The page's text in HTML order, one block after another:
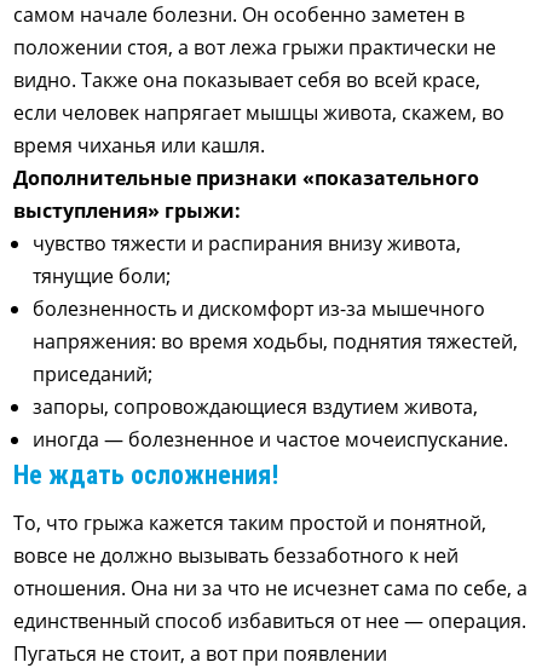
самом начале болезни. Он особенно заметен в
положении стоя, а вот лежа грыжи практически не
видно. Также она показывает себя во всей красе,
если человек напрягает мышцы живота, скажем, во
время чиханья или кашля.
Дополнительные признаки «показательного
выступления» грыжи:
чувство тяжести и распирания внизу живота,
тянущие боли;
болезненность и дискомфорт из-за мышечного
напряжения: во время ходьбы, поднятия тяжестей,
приседаний;
запоры, сопровождающиеся вздутием живота,
иногда — болезненное и частое мочеиспускание.
Не ждать осложнения!
То, что грыжа кажется таким простой и понятной,
вовсе не должно вызывать беззаботного к ней
отношения. Она ни за что не исчезнет сама по себе, а
единственный способ избавиться от нее — операция.
Пугаться не стоит, а вот при появлении